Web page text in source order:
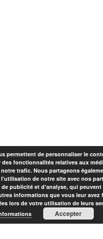
permettent de personnaliser le
fonctionnalités relatives aux
trafic. Nous partageons
de notre site avec nos
de publicité et d'analyse, qui
informations que vous leur avez
lors de votre utilisation de leurs
Accepter